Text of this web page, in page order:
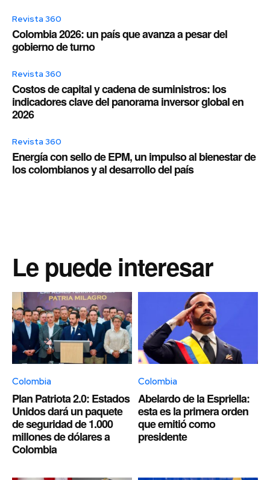
Revista 360
Colombia 2026: un país que avanza a pesar del
gobierno de turno
Revista 360
Costos de capital y cadena de suministros: los
indicadores clave del panorama inversor global en
2026
Revista 360
Energía con sello de EPM, un impulso al bienestar de
los colombianos y al desarrollo del país
Le puede interesar
Colombia
Plan Patriota 2.0: Estados
Unidos dará un paquete
de seguridad de 1.000
millones de dólares a
Colombia
Colombia
Abelardo de la Espriella:
esta es la primera orden
que emitió como
presidente